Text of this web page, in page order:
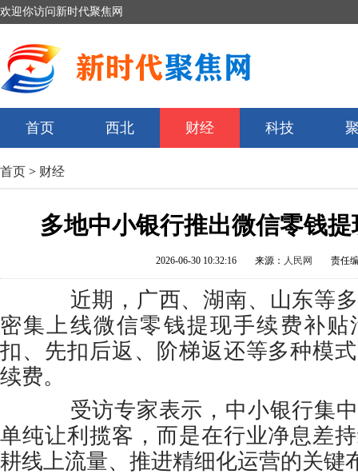
欢迎你访问新时代聚焦网
首页 西北 财经 科技
首页 > 财经
多地中小银行推出微信零钱
2026-06-30 10:32:16 来源： 人民网 责任
近期，广西、湖南、山东等多
密集上线微信零钱提现手续费补
扣、先扣后返、阶梯返还等多种模
续费。
受访专家表示，中小银行集中
单纯让利揽客，而是在行业净息差
耕线上流量、推进精细化运营的关键